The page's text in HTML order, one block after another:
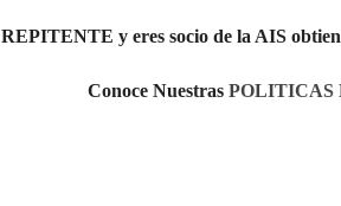
REPITENTE y eres socio de la AIS
Conoce Nuestras POLITICAS